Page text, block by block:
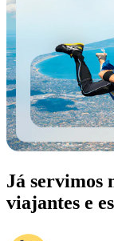
Já servimos
viajantes e